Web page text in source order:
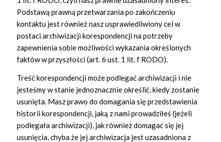
Podstawą prawną przetwarzania po zakończeniu
kontaktu jest również nasz usprawiedliwiony cel w
postaci archiwizacji korespondencji na potrzeby
zapewnienia sobie możliwości wykazania określonych
faktów w przyszłości (art. 6 ust. 1 lit. f RODO).
Treść korespondencji może podlegać archiwizacji i nie
jesteśmy w stanie jednoznacznie określić, kiedy zostanie
usunięta. Masz prawo do domagania się przedstawienia
historii korespondencji, jaką z nami prowadziłeś (jeżeli
podlegała archiwizacji), jak również domagać się jej
usunięcia, chyba że jej archiwizacja jest uzasadniona z